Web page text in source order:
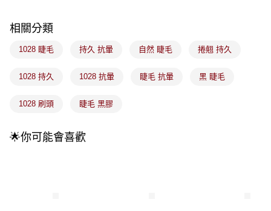
【大哥付你分期使用說明】
2.付款方式選擇「大哥付你分期」，訂單成立後會自動跳轉到大哥付的交易
成交易。
3.實際核准額度、可分期數及費用金額請依後續交易確認頁面所載為準。
消。如遇「轉專審核」未通過狀況，表示未達大哥付你分期系統評分，恕無
1.分期款項不併入電信帳單，「大哥付你分期」於每月結算日後寄送繳費提
每筆NT$100，滿NT$899(含以上)免運費
每筆NT$100，滿NT$899(含以上)免運費
相關分類
1028 睫毛 持久 抗暈 自然 睫毛 捲翹 持久
1028 持久 1028 抗暈 睫毛 抗暈 黑 睫毛
1028 刷頭 睫毛 黑膠
🌟你可能會喜歡